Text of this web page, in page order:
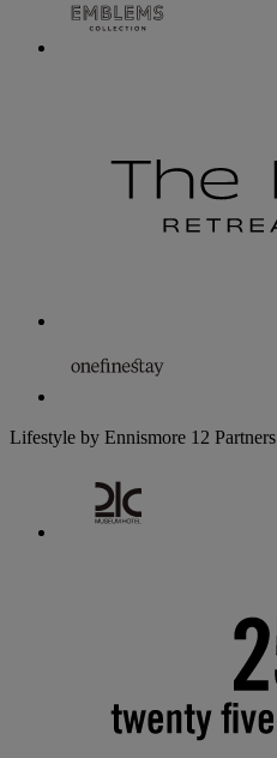
Lifestyle by Ennismore 12 Partners